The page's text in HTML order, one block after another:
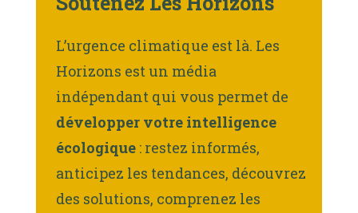
L’urgence climatique est là. Les
Horizons est un média
indépendant qui vous permet de
développer votre intelligence
écologique : restez informés,
anticipez les tendances, découvrez
des solutions, comprenez les